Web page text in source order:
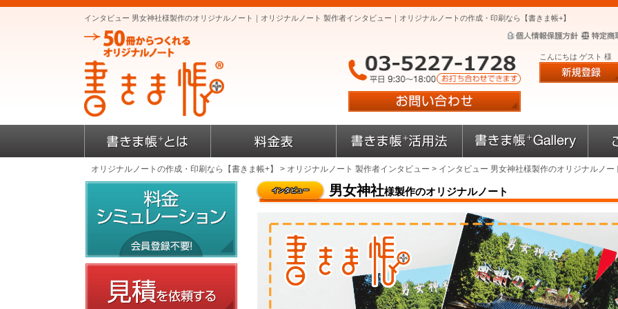
インタビュー 男女神社様製作のオリジナルノート｜オリジナルノート 製作者インタビュー｜オリジナルノートの作成・印刷なら【書きま帳+】
こんにちは ゲスト 様
オリジナルノートの作成・印刷なら【書きま帳+】 > オリジナルノート 製作者インタビュー > インタビュー 男女神社様製作のオリジナルノー
インタビュー 男女神社様製作のオリジナルノート